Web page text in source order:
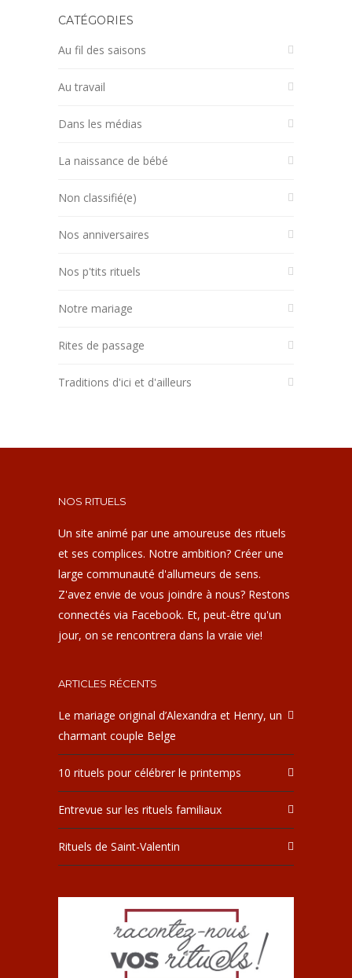
CATÉGORIES
Au fil des saisons
Au travail
Dans les médias
La naissance de bébé
Non classifié(e)
Nos anniversaires
Nos p'tits rituels
Notre mariage
Rites de passage
Traditions d'ici et d'ailleurs
NOS RITUELS
Un site animé par une amoureuse des rituels
et ses complices. Notre ambition? Créer une
large communauté d'allumeurs de sens.
Z'avez envie de vous joindre à nous? Restons
connectés via Facebook. Et, peut-être qu'un
jour, on se rencontrera dans la vraie vie!
ARTICLES RÉCENTS
Le mariage original d’Alexandra et Henry, un
charmant couple Belge
10 rituels pour célébrer le printemps
Entrevue sur les rituels familiaux
Rituels de Saint-Valentin